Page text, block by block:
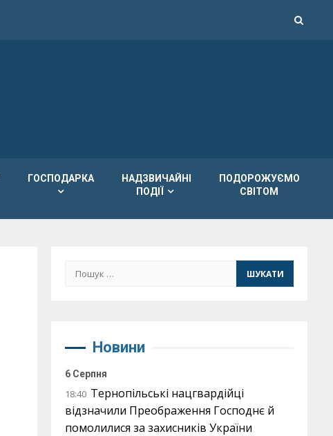
ГОСПОДАРКА
НАДЗВИЧАЙНІ
ПОДІЇ
ПОДОРОЖУЄМО
СВІТОМ
Пошук:
Новини
6 Серпня
18:40 Тернопільські нацгвардійці
відзначили Преображення Господнє й
помолилися за захисників України